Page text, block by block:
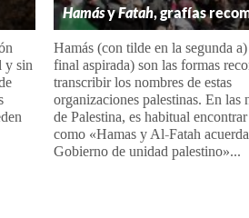
y sin
HamásyFatah, grafías
Hamás (con tilde en la segunda
final aspirada) son las formas
transcribir los nombres de estas
organizaciones palestinas. En las
de Palestina, es habitual
como «Hamas y Al-Fatah
Gobierno de unidad palestino»...